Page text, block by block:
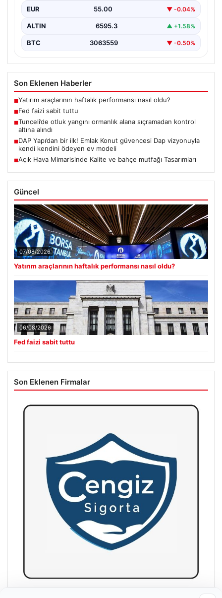
EUR 55.00 ▼ -0.04%
ALTIN 6595.3 ▲ +1.58%
BTC 3063559 ▼ -0.50%
Son Eklenen Haberler
■Yatırım araçlarının haftalık performansı nasıl oldu?
■Fed faizi sabit tuttu
■Tunceli’de otluk yangını ormanlık alana sıçramadan kontrol
altına alındı
■DAP Yapı’dan bir ilk! Emlak Konut güvencesi Dap vizyonuyla
kendi kendini ödeyen ev modeli
■Açık Hava Mimarisinde Kalite ve bahçe mutfağı Tasarımları
Güncel
07/08/2026
Yatırım araçlarının haftalık performansı nasıl oldu?
06/08/2026
Fed faizi sabit tuttu
Son Eklenen Firmalar